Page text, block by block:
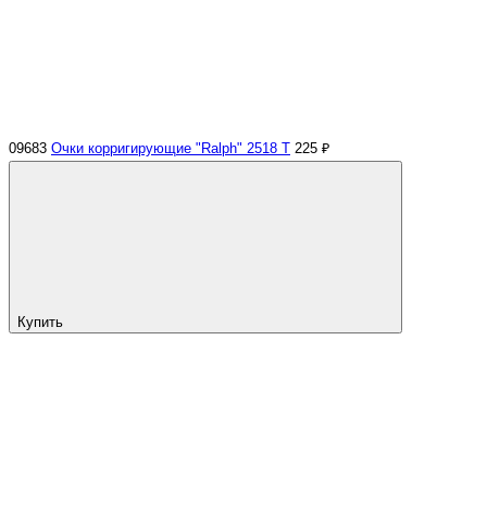
09683 Очки корригирующие "Ralph" 2518 Т 225 ₽
Купить